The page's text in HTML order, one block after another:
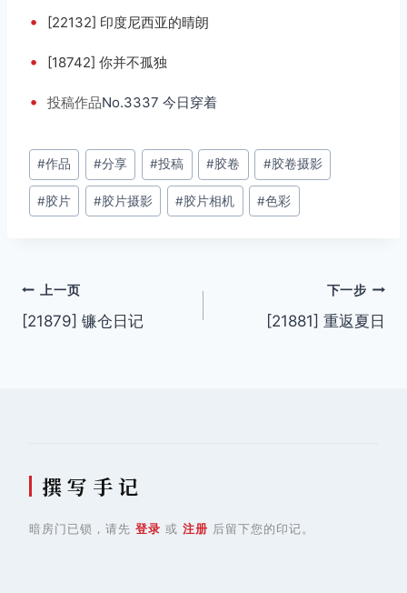
• [22132] 印度尼西亚的晴朗
• [18742] 你并不孤独
• 投稿作品No.3337 今日穿着
文
章
标
#作品 #分享 #投稿 #胶卷 #胶卷摄影
#胶片 #胶片摄影 #胶片相机 #色彩
文
章
上一页
[21879] 镰仓日记
下一步
[21881] 重返夏日
撰 写 手 记
暗房门已锁，请先 登录 或 注册 后留下您的印记。